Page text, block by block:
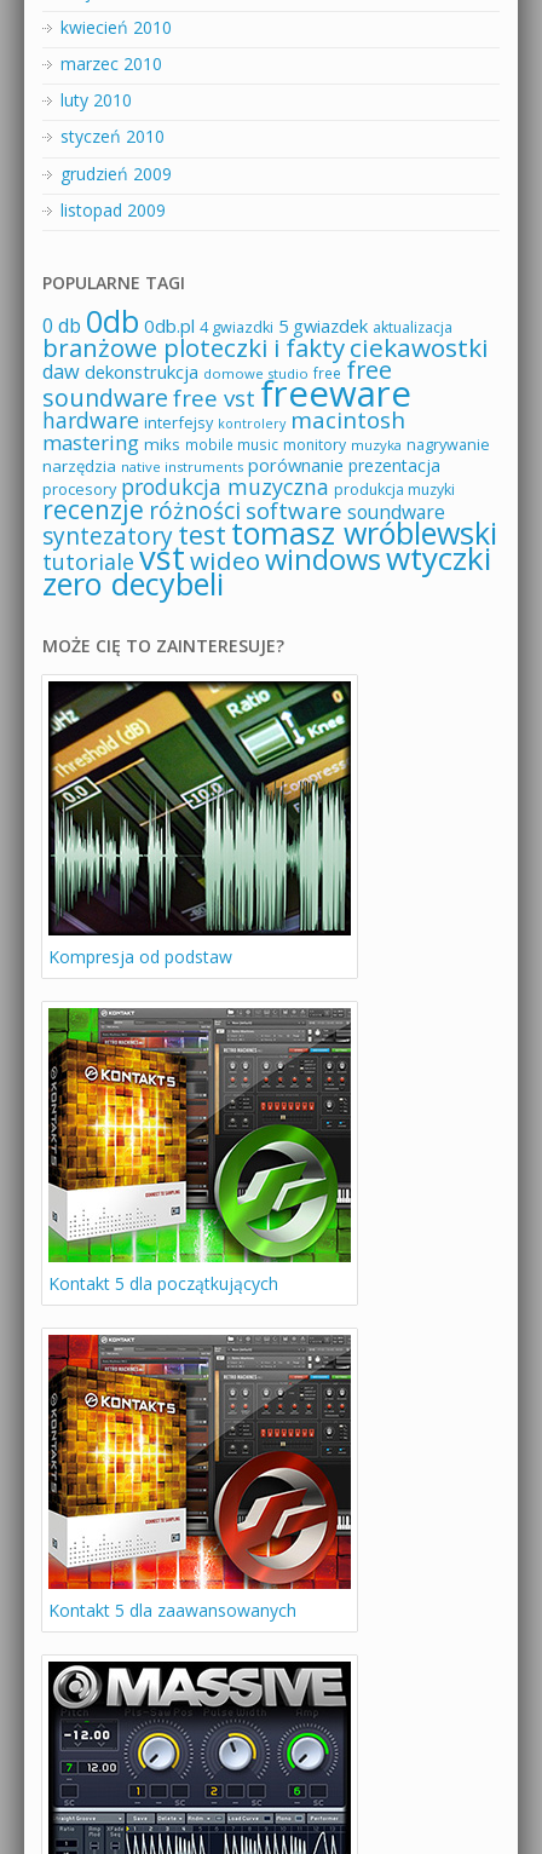
kwiecień 2010
marzec 2010
luty 2010
styczeń 2010
grudzień 2009
listopad 2009
POPULARNE TAGI
0 db 0db 0db.pl 4 gwiazdki 5 gwiazdek aktualizacja
branżowe ploteczki i faktyciekawostki
daw dekonstrukcja domowe studio free free
soundware free vst freeware
hardware interfejsy kontrolery macintosh
mastering miks mobile music monitory muzyka nagrywanie
narzędzia native instruments porównanie prezentacja
procesory produkcja muzyczna produkcja muzyki
recenzje różności software soundware
syntezatorytesttomasz wróblewski
tutoriale vstwideowindowswtyczki
zero decybeli
MOŻE CIĘ TO ZAINTERESUJE?
Kompresja od podstaw
Kontakt 5 dla początkujących
Kontakt 5 dla zaawansowanych